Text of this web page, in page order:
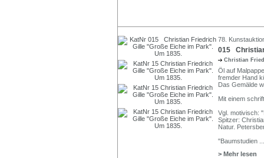
78.
015
Christian
Öl auf
fremder Hand
Das Gemälde
Mit einem
Vgl. motivisch:
Spitzer:
Natur.
"Baumstudien
> Mehr lesen